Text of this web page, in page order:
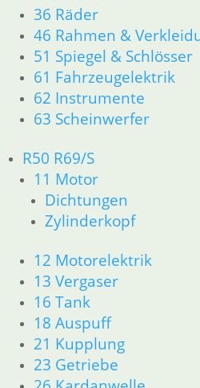
36 Räder
46 Rahmen &
51 Spiegel & Schlösser
61 Fahrzeugelektrik
62 Instrumente
63 Scheinwerfer
R50 R69/S
11 Motor
Dichtungen
Zylinderkopf
12 Motorelektrik
13 Vergaser
16 Tank
18 Auspuff
21 Kupplung
23 Getriebe
In den Warenkorb
Vergaser Feder
9,80€
Artikelnummer: 1335324
zzgl.Versandkosten
In den Warenkorb
Feder für
9,80€
Artikelnummer: 1338134
inkl. MwSt.
zzgl.Versandkosten
In den Warenkorb